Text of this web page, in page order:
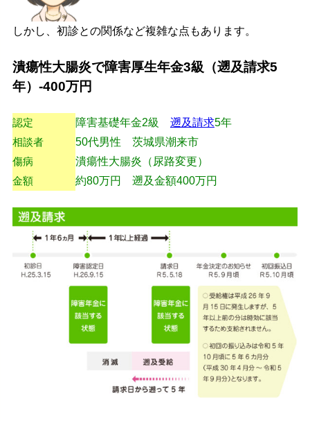
しかし、初診との関係など複雑な点もあります。
潰瘍性大腸炎で障害厚生年金3級（遡及請求5
年）-400万円
認定 障害基礎年金2級 遡及請求5年
相談者
50代男性 茨城県潮来市
傷病
潰瘍性大腸炎（尿路変更）
金額
約80万円 遡及金額400万円